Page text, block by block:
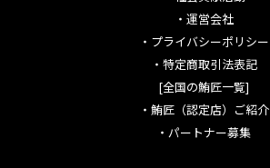
・ 運営会社
・ プライバシーポリシー
・ 特定商取引法表記
[全国の鮪匠一覧]
・ 鮪匠（認定店）ご紹介
・ パートナー募集